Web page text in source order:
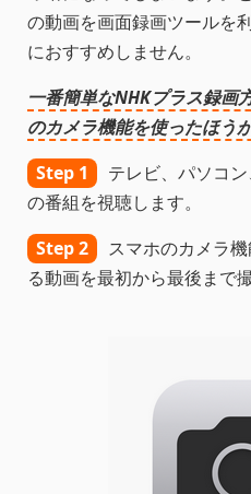
の動画を画面録画ツールを
におすすめしません。
一番簡単なNHKプラス録画
のカメラ機能を使ったほう
Step 1
テレビ、パソコ
の番組を視聴します。
Step 2
スマホのカメラ
る動画を最初から最後まで